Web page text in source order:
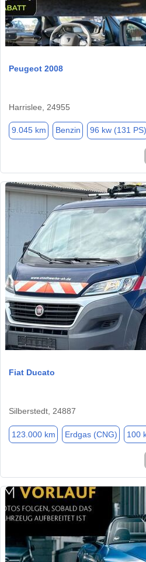
Peugeot 2008
Harrislee, 24955
9.045 km Benzin 96 kw (131 PS)
Fiat Ducato
Silberstedt, 24887
123.000 km Erdgas (CNG) 100